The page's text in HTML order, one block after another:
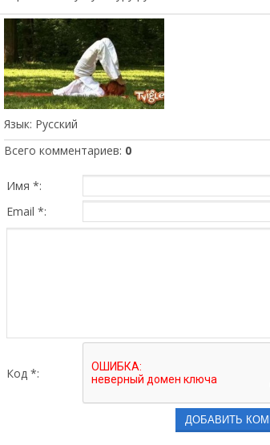
Язык: Русский
Всего комментариев: 0
Имя *:
Email *:
Код *: